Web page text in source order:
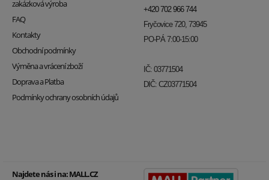
zakázková výroba
FAQ
Kontakty
Obchodní podmínky
Výměna a vrácení zboží
Doprava a Platba
Podmínky ochrany osobních údajů
+420 702 966 744
Fryčovice 720, 73945
PO-PÁ 7:00-15:00
IČ: 03771504
DIČ: CZ03771504
Najdete nás i na:MALL.CZ